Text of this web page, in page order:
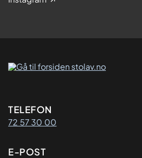
Kontaktinformasjon
TELEFON
72 57 30 00
E-POST